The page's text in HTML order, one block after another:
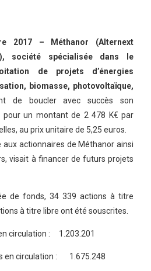
2017 – Méthanor (Alternext
société spécialisée dans le
de projets d’énergies
biomasse, photovoltaïque,
de boucler avec succès son
un montant de 2 478 K€ par
au prix unitaire de 5,25 euros.
actionnaires de Méthanor ainsi
visait à financer de futurs projets
de fonds, 34 339 actions à titre
à titre libre ont été souscrites.
circulation : 1.203.201
en circulation : 1.675.248